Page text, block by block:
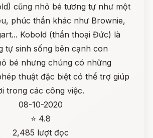
cũng nhỏ bé tương tự như một
phúc thần khác như Brownie,
Kobold (thần thoại Đức) là
tự sinh sống bên cạnh con
bé nhưng chúng có những
thuật đặc biệt có thể trợ giúp
trong các công việc.
08-10-2020
⭐ 4.8
2,485 lượt đọc